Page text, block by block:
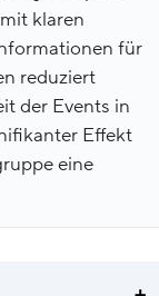
klaren
für
reduziert
der Events in
Effekt
eine